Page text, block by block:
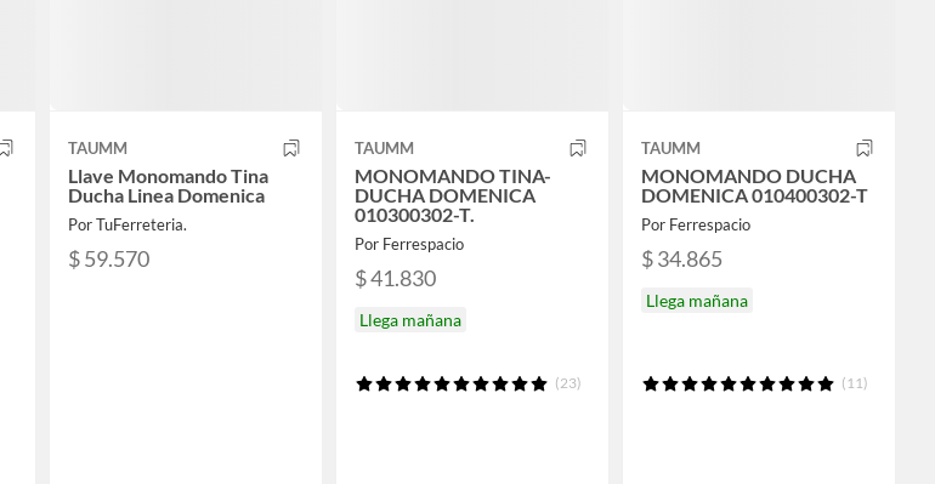
TAUMM
Llave Monomando Tina
Ducha Linea Domenica
Por TuFerreteria.
$ 59.570
TAUMM
MONOMANDO TINA-
DUCHA DOMENICA
010300302-T.
Por Ferrespacio
$ 41.830
Llega mañana
(23)
TAUMM
MONOMANDO DUCHA
DOMENICA 010400302-T
Por Ferrespacio
$ 34.865
Llega mañana
(11)